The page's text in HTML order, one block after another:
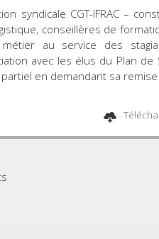
syndicale CGT-IFRAC –
conseillères de
au service des
avec les élus du Plan de
en demandant sa